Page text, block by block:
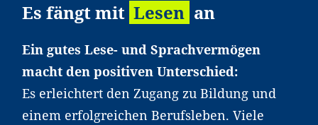
Es fängt mit Lesen an
Ein gutes Lese- und Sprachvermögen
macht den positiven Unterschied:
Es erleichtert den Zugang zu Bildung und
einem erfolgreichen Berufsleben. Viele